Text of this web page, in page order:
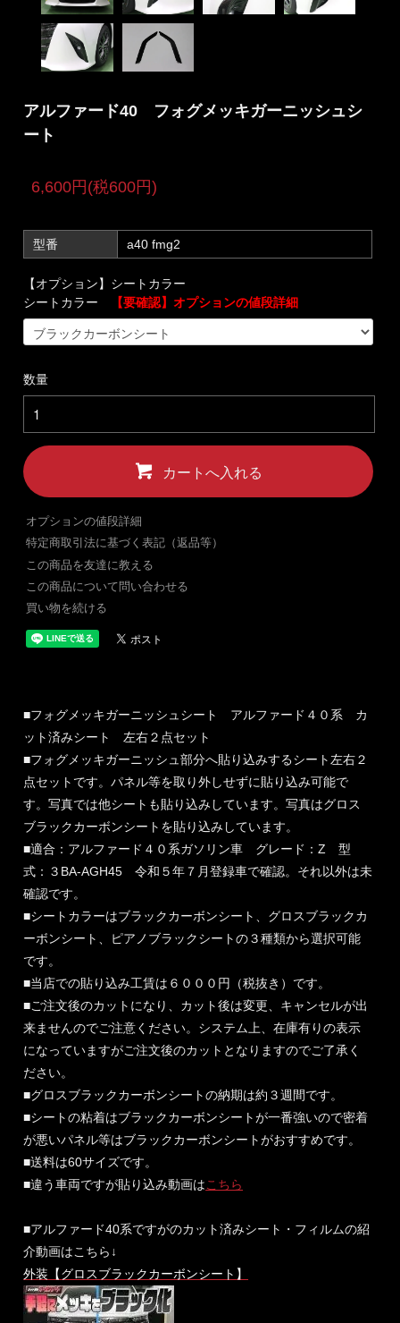
アルファード40 フォグメッキガーニッシュシ
ート
6,600円(税600円)
型番 a40 fmg2
【オプション】シートカラー
シートカラー
【要確認】オプションの値段詳細
数量
カートへ入れる
オプションの値段詳細
特定商取引法に基づく表記（返品等）
この商品を友達に教える
この商品について問い合わせる
買い物を続ける
■フォグメッキガーニッシュシート アルファード４０系 カ
ット済みシート 左右２点セット
■フォグメッキガーニッシュ部分へ貼り込みするシート左右２
点セットです。パネル等を取り外しせずに貼り込み可能で
す。写真では他シートも貼り込みしています。写真はグロス
ブラックカーボンシートを貼り込みしています。
■適合：アルファード４０系ガソリン車 グレード：Z 型
式：３BA-AGH45 令和５年７月登録車で確認。それ以外は未
確認です。
■シートカラーはブラックカーボンシート、グロスブラックカ
ーボンシート、ピアノブラックシートの３種類から選択可能
です。
■当店での貼り込み工賃は６０００円（税抜き）です。
■ご注文後のカットになり、カット後は変更、キャンセルが出
来ませんのでご注意ください。システム上、在庫有りの表示
になっていますがご注文後のカットとなりますのでご了承く
ださい。
■グロスブラックカーボンシートの納期は約３週間です。
■シートの粘着はブラックカーボンシートが一番強いので密着
が悪いパネル等はブラックカーボンシートがおすすめです。
■送料は60サイズです。
■違う車両ですが貼り込み動画はこちら
■アルファード40系ですがのカット済みシート・フィルムの紹
介動画はこちら↓
外装【グロスブラックカーボンシート】